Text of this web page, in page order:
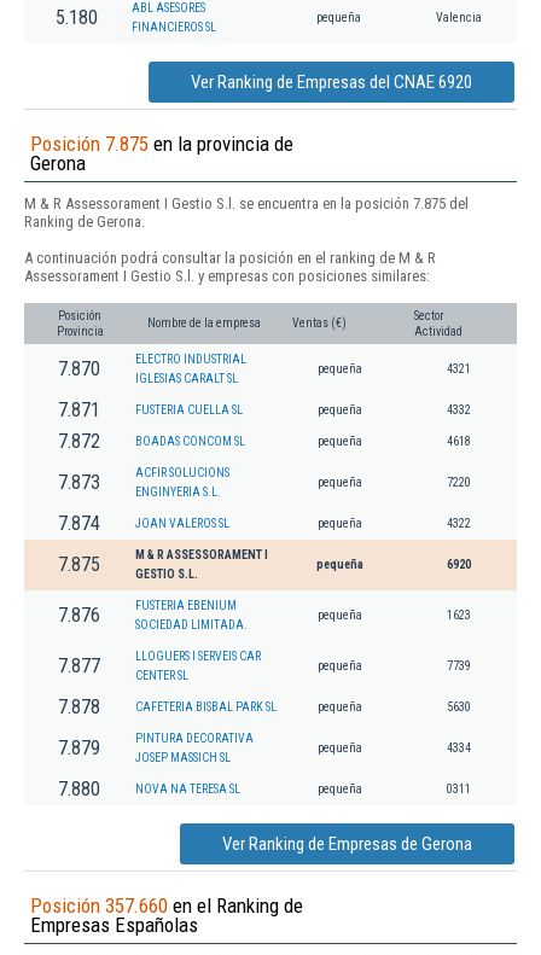
5.180
ABL ASESORES
FINANCIEROS SL
pequeña Valencia
Ver Ranking de Empresas del CNAE 6920
Posición 7.875 en la provincia de
Gerona
M & R Assessorament I Gestio S.l. se encuentra en la posición 7.875 del
Ranking de Gerona.
A continuación podrá consultar la posición en el ranking de M & R
Assessorament I Gestio S.l. y empresas con posiciones similares:
Posición
Provincia
Nombre de la empresa Ventas (€)
Sector
Actividad
7.870
ELECTRO INDUSTRIAL
IGLESIAS CARALT SL
pequeña 4321
7.871 FUSTERIA CUELLA SL pequeña 4332
7.872 BOADAS CONCOM SL pequeña 4618
7.873
ACFIR SOLUCIONS
ENGINYERIA S.L.
pequeña 7220
7.874 JOAN VALEROS SL pequeña 4322
7.875
M & R ASSESSORAMENT I
GESTIO S.L.
pequeña 6920
7.876
FUSTERIA EBENIUM
SOCIEDAD LIMITADA.
pequeña 1623
7.877
LLOGUERS I SERVEIS CAR
CENTER SL
pequeña 7739
7.878 CAFETERIA BISBAL PARK SL pequeña 5630
7.879
PINTURA DECORATIVA
JOSEP MASSICH SL
pequeña 4334
7.880 NOVA NA TERESA SL pequeña 0311
Ver Ranking de Empresas de Gerona
Posición 357.660 en el Ranking de
Empresas Españolas